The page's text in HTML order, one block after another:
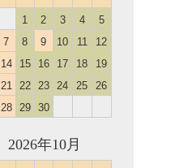
1 2 3 4
5
7 8 9 10 11
12
14 15 16 17 18
19
21 22 23 24 25
26
28 29 30
2026年10月